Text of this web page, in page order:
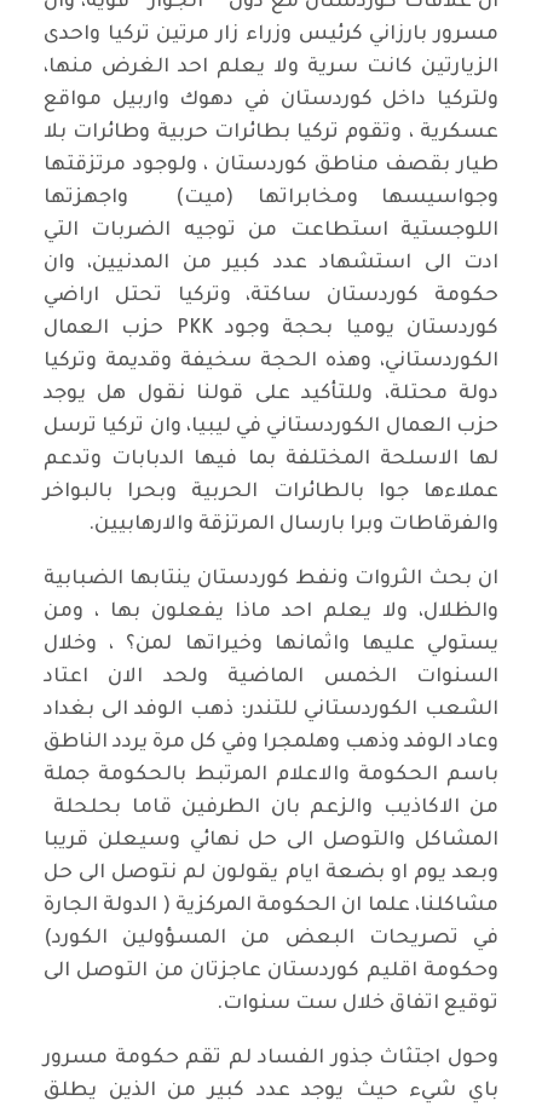
مسرور بارزاني كرئيس وزراء زار مرتين تركيا واحدى
الزيارتين كانت سرية ولا يعلم احد الغرض منها،
ولتركيا داخل كوردستان في دهوك واربيل مواقع
عسكرية ، وتقوم تركيا بطائرات حربية وطائرات بلا
طيار بقصف مناطق كوردستان ، ولوجود مرتزقتها
وجواسيسها ومخابراتها (ميت) واجهزتها
اللوجستية استطاعت من توجيه الضربات التي
ادت الى استشهاد عدد كبير من المدنيين، وان
حكومة كوردستان ساكتة، وتركيا تحتل اراضي
كوردستان يوميا بحجة وجود PKK حزب العمال
الكوردستاني، وهذه الحجة سخيفة وقديمة وتركيا
دولة محتلة، وللتأكيد على قولنا نقول هل يوجد
حزب العمال الكوردستاني في ليبيا، وان تركيا ترسل
لها الاسلحة المختلفة بما فيها الدبابات وتدعم
عملاءها جوا بالطائرات الحربية وبحرا بالبواخر
والفرقاطات وبرا بارسال المرتزقة والارهابيين.
ان بحث الثروات ونفط كوردستان ينتابها الضبابية
والظلال، ولا يعلم احد ماذا يفعلون بها ، ومن
يستولي عليها واثمانها وخيراتها لمن؟ ، وخلال
السنوات الخمس الماضية ولحد الان اعتاد
الشعب الكوردستاني للتندر: ذهب الوفد الى بغداد
وعاد الوفد وذهب وهلمجرا وفي كل مرة يردد الناطق
باسم الحكومة والاعلام المرتبط بالحكومة جملة
من الاكاذيب والزعم بان الطرفين قاما بحلحلة
المشاكل والتوصل الى حل نهائي وسيعلن قريبا
وبعد يوم او بضعة ايام يقولون لم نتوصل الى حل
مشاكلنا، علما ان الحكومة المركزية ( الدولة الجارة
في تصريحات البعض من المسؤولين الكورد)
وحكومة اقليم كوردستان عاجزتان من التوصل الى
توقيع اتفاق خلال ست سنوات.
وحول اجتثاث جذور الفساد لم تقم حكومة مسرور
باي شيء حيث يوجد عدد كبير من الذين يطلق